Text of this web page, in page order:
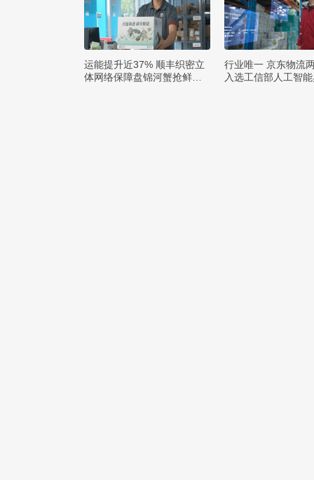
运能提升近37% 顺丰织密立
体网络保障盘锦河蟹抢鲜出
行业唯一 京东物流
入选工信部人工智